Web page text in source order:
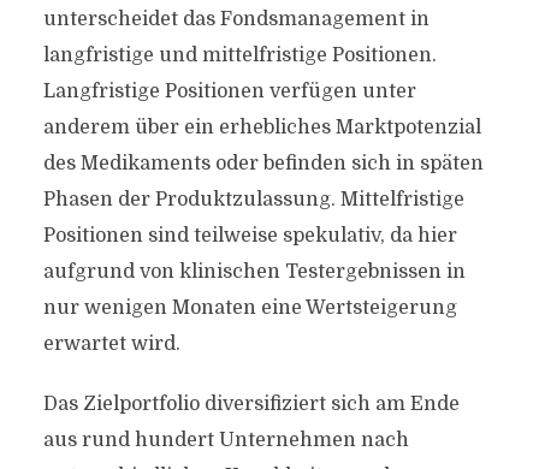
unterscheidet das Fondsmanagement in
langfristige und mittelfristige Positionen.
Langfristige Positionen verfügen unter
anderem über ein erhebliches Marktpotenzial
des Medikaments oder befinden sich in späten
Phasen der Produktzulassung. Mittelfristige
Positionen sind teilweise spekulativ, da hier
aufgrund von klinischen Testergebnissen in
nur wenigen Monaten eine Wertsteigerung
erwartet wird.
Das Zielportfolio diversifiziert sich am Ende
aus rund hundert Unternehmen nach